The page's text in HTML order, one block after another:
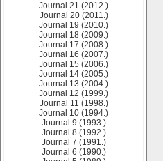
Journal 21 (2012.)
Journal 20 (2011.)
Journal 19 (2010.)
Journal 18 (2009.)
Journal 17 (2008.)
Journal 16 (2007.)
Journal 15 (2006.)
Journal 14 (2005.)
Journal 13 (2004.)
Journal 12 (1999.)
Journal 11 (1998.)
Journal 10 (1994.)
Journal 9 (1993.)
Journal 8 (1992.)
Journal 7 (1991.)
Journal 6 (1990.)